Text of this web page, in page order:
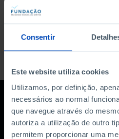
Consentir
Este website utiliza cookies
Utilizamos, por definição,
necessários ao normal
que navegue através do
autoriza a utilização de outro
permitem proporcionar uma
TEMAS ASSOCIADOS
ECONOMIA